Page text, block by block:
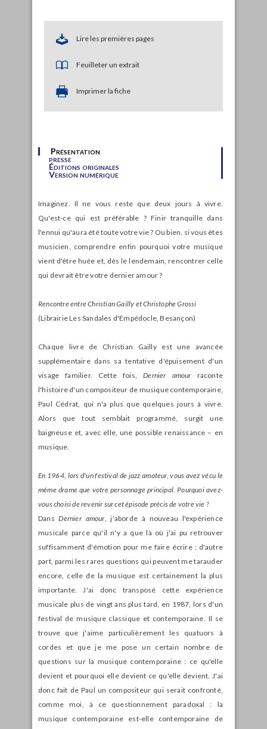
Lire les premières pages
Feuilleter un extrait
Imprimer la fiche
Présentation
presse
Éditions originales
Version numérique
Imaginez. Il ne vous reste que deux jours à vivre.
Qu'est-ce qui est préférable ? Finir tranquille dans
l'ennui qu'aura été toute votre vie ? Ou bien, si vous êtes
musicien, comprendre enfin pourquoi votre musique
vient d'être huée et, dès le lendemain, rencontrer celle
qui devrait être votre dernier amour ?
Rencontre entre Christian Gailly et Christophe Grossi
(Librairie Les Sandales d'Empédocle, Besançon)
Chaque livre de Christian Gailly est une avancée
supplémentaire dans sa tentative d'épuisement d'un
visage familier. Cette fois,Dernier amourraconte
l'histoire d'un compositeur de musique contemporaine,
Paul Cédrat, qui n'a plus que quelques jours à vivre.
Alors que tout semblait programmé, surgit une
baigneuse et, avec elle, une possible renaissance – en
musique.
En 1964, lors d'un festival de jazz amateur, vous avez vécu le
même drame que votre personnage principal. Pourquoi avez-
vous choisi de revenir sur cet épisode précis de votre vie ?
DansDernier amour, j'aborde à nouveau l'expérience
musicale parce qu'il n'y a que là où j'ai pu retrouver
suffisamment d'émotion pour me faire écrire ; d'autre
part, parmi les rares questions qui peuvent me tarauder
encore, celle de la musique est certainement la plus
importante. J'ai donc transposé cette expérience
musicale plus de vingt ans plus tard, en 1987, lors d'un
festival de musique classique et contemporaine. Il se
trouve que j'aime particulièrement les quatuors à
cordes et que je me pose un certain nombre de
questions sur la musique contemporaine : ce qu'elle
devient et pourquoi elle devient ce qu'elle devient. J'ai
donc fait de Paul un compositeur qui serait confronté,
comme moi, à ce questionnement paradoxal : la
musique contemporaine est-elle contemporaine de